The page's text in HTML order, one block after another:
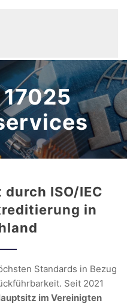
17025
ISO/IEC
in
Standards in Bezug
Seit 2021
im Vereinigten